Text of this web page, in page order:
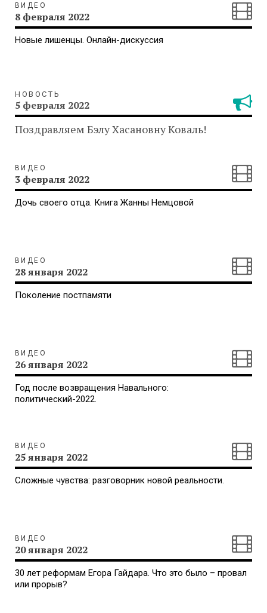
ВИДЕО
8 февраля 2022
Новые лишенцы. Онлайн-дискуссия
НОВОСТЬ
5 февраля 2022
Поздравляем Бэлу Хасановну Коваль!
ВИДЕО
3 февраля 2022
Дочь своего отца. Книга Жанны Немцовой
ВИДЕО
28 января 2022
Поколение постпамяти
ВИДЕО
26 января 2022
Год после возвращения Навального:
политический-2022.
ВИДЕО
25 января 2022
Сложные чувства: разговорник новой реальности.
ВИДЕО
20 января 2022
30 лет реформам Егора Гайдара. Что это было – провал
или прорыв?